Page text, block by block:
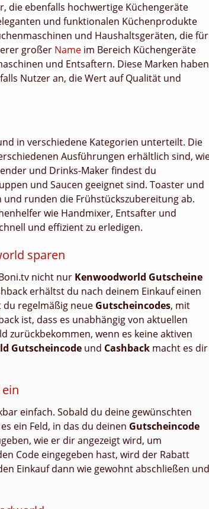
die ebenfalls hochwertige Küchengeräte
und funktionalen Küchenprodukte
und Haushaltsgeräten, die für
großer Name im Bereich Küchengeräte
und Entsaftern. Diese Marken haben
Nutzer an, die Wert auf Qualität und
in verschiedene Kategorien unterteilt. Die
Ausführungen erhältlich sind,
und Drinks-Maker findest du
und Saucen geeignet sind. Toaster und
runden die Frühstückszubereitung ab.
wie Handmixer, Entsafter und
und effizient zu erledigen.
sparen
nicht nur Kenwoodworld Gutscheine
erhältst du nach deinem Einkauf einen
du regelmäßig neue Gutscheincodes, mit
ist, dass es unabhängig von aktuellen
zurückbekommen, wenn es keine aktiven
Gutscheincode und Cashback macht es dir
einfach. Sobald du deine gewünschten
ein Feld, in das du deinen Gutscheincode
wie er dir angezeigt wird, um
Code eingegeben hast, wird der Rabatt
Einkauf dann wie gewohnt abschließen und